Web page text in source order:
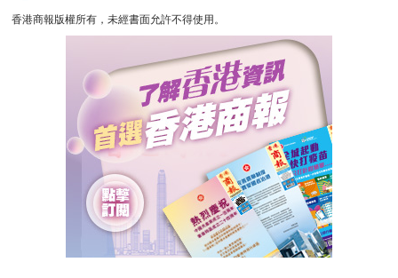
香港商報版權所有，未經書面允許不得使用。